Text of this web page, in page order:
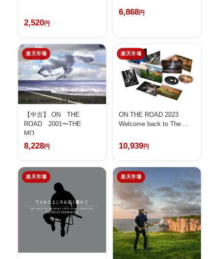
2,520円
6,868円
楽天市場
【中古】 ON THE
ROAD 2001〜THE
MO...
8,228円
楽天市場
ON THE ROAD 2023
Welcome back to The ...
10,939円
楽天市場 楽天市場